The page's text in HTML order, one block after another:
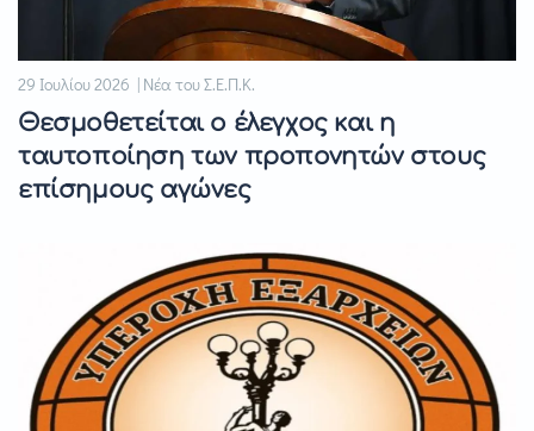
29 Ιουλίου 2026 | Νέα του Σ.Ε.Π.Κ.
Θεσμοθετείται ο έλεγχος και η
ταυτοποίηση των προπονητών στους
επίσημους αγώνες